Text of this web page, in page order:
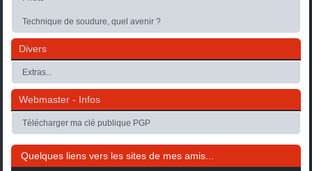
Technique de soudure, quel avenir ?
Divers
Extras...
Webmaster - Infos
Télécharger ma clé publique PGP
Quelques liens vers les sites de mes amis...